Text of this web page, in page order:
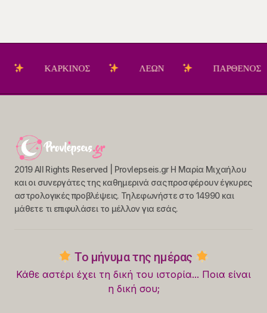
ΚΑΡΚΙΝΟΣ ΛΕΩΝ ΠΑΡΘΕΝΟΣ
2019 All Rights Reserved | Provlepseis.gr Η Μαρία Μιχαήλου
και οι συνεργάτες της καθημερινά σας προσφέρουν έγκυρες
αστρολογικές προβλέψεις. Τηλεφωνήστε στο 14990 και
μάθετε τι επιφυλάσει το μέλλον για εσάς.
Το μήνυμα της ημέρας
Κάθε αστέρι έχει τη δική του ιστορία... Ποια είναι
η δική σου;